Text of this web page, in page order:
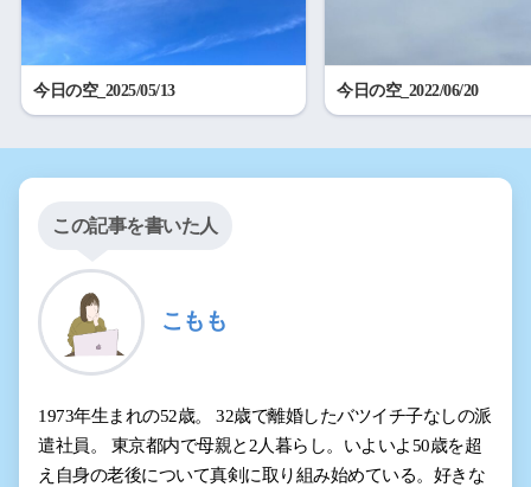
今日の空_2025/05/13 今日の空_2022/06/20
この記事を書いた人
こもも
1973年生まれの52歳。 32歳で離婚したバツイチ子なしの派
遣社員。 東京都内で母親と2人暮らし。いよいよ50歳を超
え自身の老後について真剣に取り組み始めている。好きな